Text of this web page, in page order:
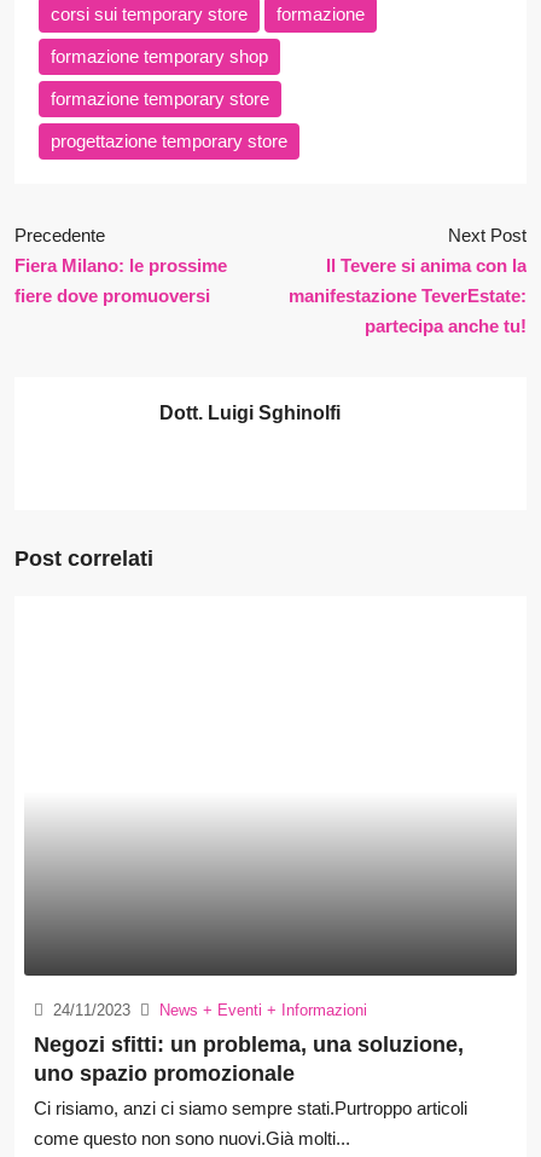
corsi sui temporary store
formazione
formazione temporary shop
formazione temporary store
progettazione temporary store
Precedente
Fiera Milano: le prossime
fiere dove promuoversi
Next Post
Il Tevere si anima con la
manifestazione TeverEstate:
partecipa anche tu!
Dott. Luigi Sghinolfi
Post correlati
24/11/2023 News + Eventi + Informazioni
Negozi sfitti: un problema, una soluzione,
uno spazio promozionale
Ci risiamo, anzi ci siamo sempre stati.Purtroppo articoli
come questo non sono nuovi.Già molti...